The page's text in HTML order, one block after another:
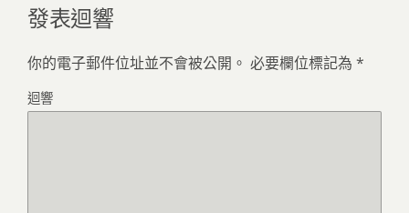
發表迴響
你的電子郵件位址並不會被公開。 必要欄位標記為 *
迴響